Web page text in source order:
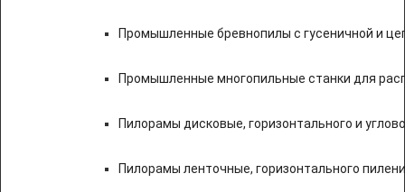
Промышленные бревнопилы с гусеничной и
Промышленные многопильные станки для
Пилорамы дисковые, горизонтального и
Пилорамы ленточные, горизонтального